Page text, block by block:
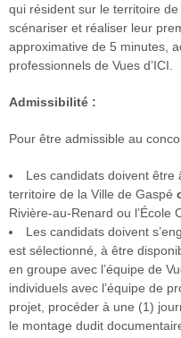
qui résident sur le territoire
scénariser et réaliser leur
approximative de 5 minutes,
professionnels de Vues d’ICI.
Admissibilité :
Pour être admissible au
Les candidats doivent être
territoire de la Ville de Gaspé
Rivière-au-Renard ou l’École
Les candidats doivent
est sélectionné, à être
en groupe avec l’équipe de
individuels avec l’équipe de
projet, procéder à une (1)
le montage dudit
Palmarès
2026
Partenaires
À
Photos
15e